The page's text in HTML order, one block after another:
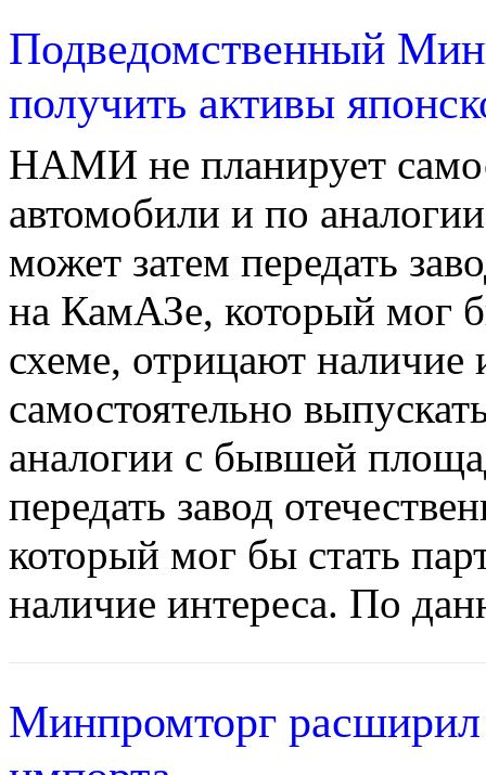
Подведомственный
получить активы
НАМИ не планирует
автомобили и по
может затем передать
на КамАЗе, который мог
схеме, отрицают
самостоятельно
аналогии с бывшей
передать завод
который мог бы стать
наличие интереса. По
Минпромторг расширил